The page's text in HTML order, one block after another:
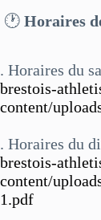
🕐 Horaires
. Horaires du
brestois-
content/
. Horaires du
brestois-
content/
1.pdf